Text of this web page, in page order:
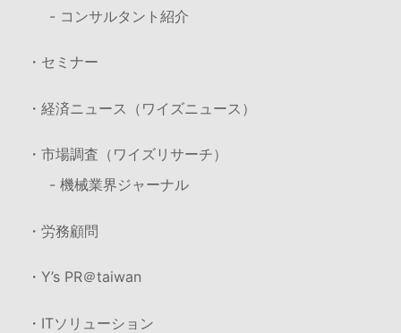
- コンサルタント紹介
・セミナー
・経済ニュース（ワイズニュース）
・市場調査（ワイズリサーチ）
- 機械業界ジャーナル
・労務顧問
・Y’s PR＠taiwan
・ITソリューション